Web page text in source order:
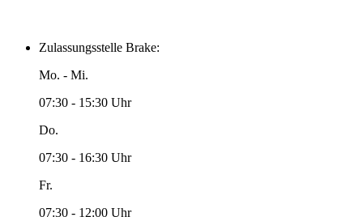
Zulassungsstelle Brake:
Mo. - Mi.
07:30 - 15:30 Uhr
Do.
07:30 - 16:30 Uhr
Fr.
07:30 - 12:00 Uhr